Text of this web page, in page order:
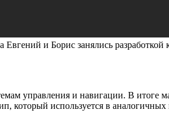
и Борис занялись разработкой
управления и навигации. В итоге
который используется в